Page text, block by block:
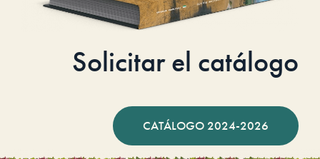
Solicitar el catálogo
CATÁLOGO 2024-2026